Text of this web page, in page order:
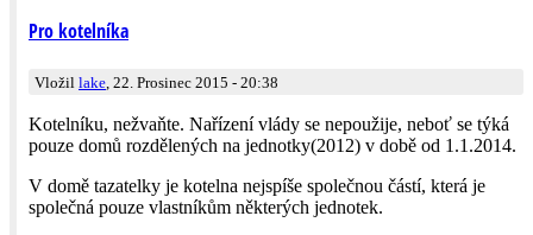
Pro kotelníka
Vložil lake , 22. Prosinec 2015 - 20:38
Kotelníku, nežvaňte. Nařízení vlády se nepoužije, neboť se týká
pouze domů rozdělených na jednotky(2012) v době od 1.1.2014.
V domě tazatelky je kotelna nejspíše společnou částí, která je
společná pouze vlastníkům některých jednotek.